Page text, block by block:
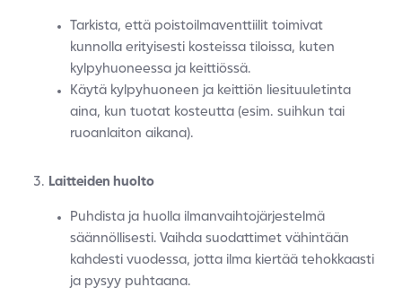
Tarkista, että poistoilmaventtiilit toimivat
kunnolla erityisesti kosteissa tiloissa, kuten
kylpyhuoneessa ja keittiössä.
Käytä kylpyhuoneen ja keittiön liesituuletinta
aina, kun tuotat kosteutta (esim. suihkun tai
ruoanlaiton aikana).
Laitteiden huolto
Puhdista ja huolla ilmanvaihtojärjestelmä
säännöllisesti. Vaihda suodattimet vähintään
kahdesti vuodessa, jotta ilma kiertää tehokkaasti
ja pysyy puhtaana.